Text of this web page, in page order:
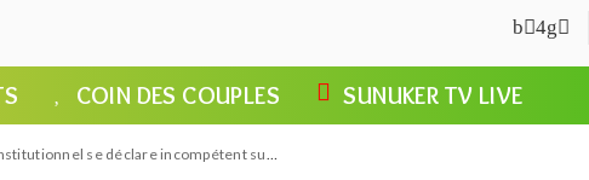
COIN DES COUPLES SUNUKER TV LIVE
incompétent sur la réintégration d’Ousmane Sonko